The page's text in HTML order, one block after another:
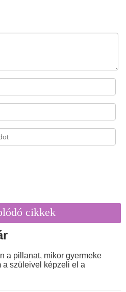
cikkek
a pillanat, mikor gyermeke
a szüleivel képzeli el a